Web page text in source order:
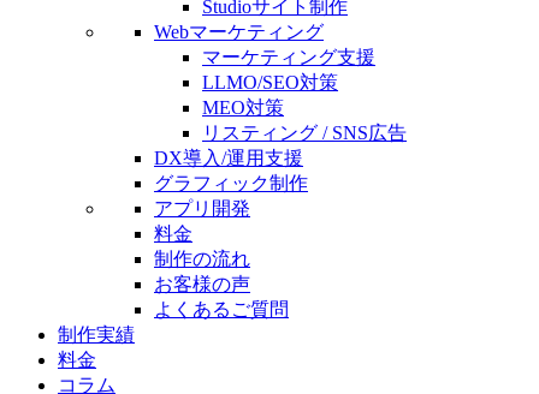
Studioサイト制作
Webマーケティング
マーケティング支援
LLMO/SEO対策
MEO対策
リスティング / SNS広告
DX導入/運用支援
グラフィック制作
アプリ開発
料金
制作の流れ
お客様の声
よくあるご質問
制作実績
料金
コラム